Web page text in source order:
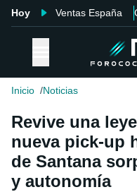
Hoy Ventas España
Inicio Noticias
Revive una
nueva pick-up
de Santana
y autonomía